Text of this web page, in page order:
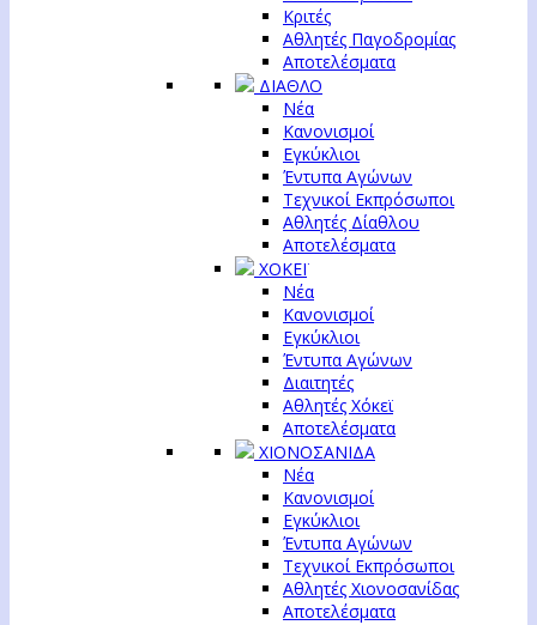
Κριτές
Αθλητές Παγοδρομίας
Αποτελέσματα
ΔΙΑΘΛΟ
Νέα
Κανονισμοί
Εγκύκλιοι
Έντυπα Αγώνων
Τεχνικοί Εκπρόσωποι
Αθλητές Δίαθλου
Αποτελέσματα
ΧΟΚΕΪ
Νέα
Κανονισμοί
Εγκύκλιοι
Έντυπα Αγώνων
Διαιτητές
Αθλητές Χόκεϊ
Αποτελέσματα
ΧΙΟΝΟΣΑΝΙΔΑ
Νέα
Κανονισμοί
Εγκύκλιοι
Έντυπα Αγώνων
Τεχνικοί Εκπρόσωποι
Αθλητές Χιονοσανίδας
Αποτελέσματα